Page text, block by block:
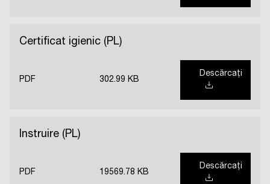
Certificat igienic (PL)
PDF 302.99 KB
Descărcați
Instruire (PL)
PDF 19569.78 KB
Descărcați